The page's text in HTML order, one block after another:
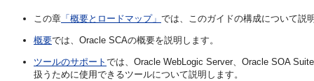
この章 「概要とロードマップ」 では、このガイドの構成について説
概要では、Oracle SCAの概要を説明します。
ツールのサポート では、Oracle WebLogic Server、 Oracle SOA Suite
扱うために使用できるツールについて説明します。